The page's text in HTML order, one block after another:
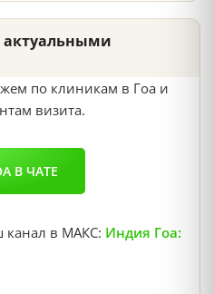
актуальными
по клиникам в Гоа и
визита.
В ЧАТЕ
канал в МАКС: Индия Гоа: